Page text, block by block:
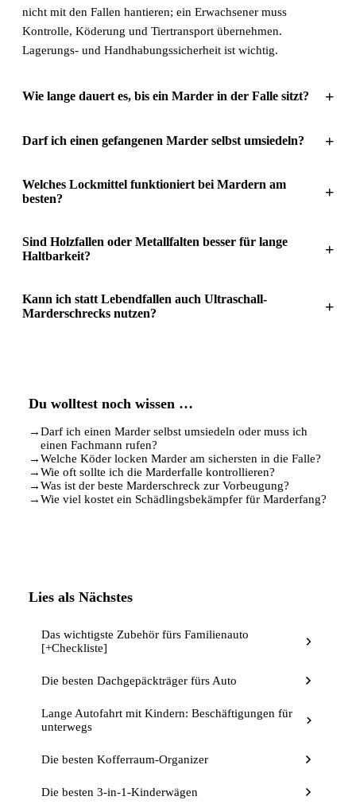
nicht mit den Fallen hantieren; ein Erwachsener muss
Kontrolle, Köderung und Tiertransport übernehmen.
Lagerungs- und Handhabungssicherheit ist wichtig.
Wie lange dauert es, bis ein Marder in der Falle sitzt? +
Darf ich einen gefangenen Marder selbst umsiedeln? +
Welches Lockmittel funktioniert bei Mardern am
besten?
+
Sind Holzfallen oder Metallfalten besser für lange
Haltbarkeit?
+
Kann ich statt Lebendfallen auch Ultraschall-
Marderschrecks nutzen?
+
Du wolltest noch wissen …
→Darf ich einen Marder selbst umsiedeln oder muss ich
einen Fachmann rufen?
→Welche Köder locken Marder am sichersten in die Falle?
→Wie oft sollte ich die Marderfalle kontrollieren?
→Was ist der beste Marderschreck zur Vorbeugung?
→Wie viel kostet ein Schädlingsbekämpfer für Marderfang?
Lies als Nächstes
Das wichtigste Zubehör fürs Familienauto
[+Checkliste]
Die besten Dachgepäckträger fürs Auto
Lange Autofahrt mit Kindern: Beschäftigungen für
unterwegs
Die besten Kofferraum-Organizer
Die besten 3-in-1-Kinderwägen